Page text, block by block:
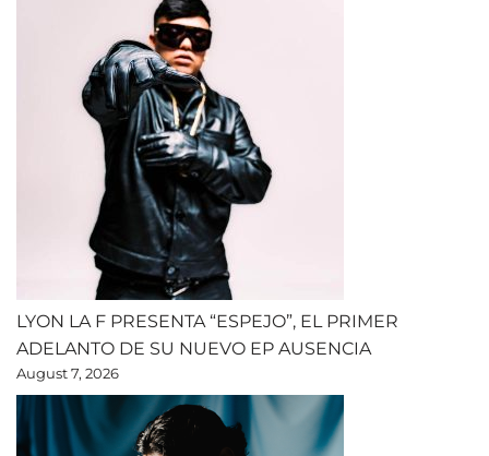
LYON LA F PRESENTA “ESPEJO”, EL PRIMER
ADELANTO DE SU NUEVO EP AUSENCIA
August 7, 2026